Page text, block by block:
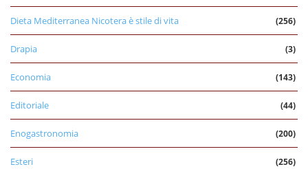
Dieta Mediterranea Nicotera è stile di vita (256)
Drapia (3)
Economia (143)
Editoriale (44)
Enogastronomia (200)
Esteri (256)